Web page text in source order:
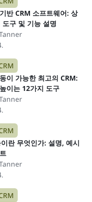
반 CRM 소프트웨어: 상
도구 및 기능 설명
이 가능한 최고의 CRM:
이는 12가지 도구
란 무엇인가: 설명, 예시